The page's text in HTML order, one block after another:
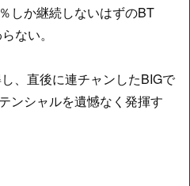
しか継続しないはずのBT
ない。
、直後に連チャンしたBIGで
ンシャルを遺憾なく発揮す